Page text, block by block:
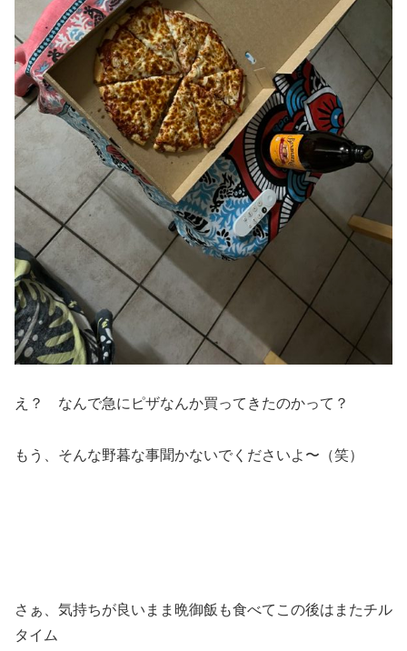
え？ なんで急にピザなんか買ってきたのかって？
もう、そんな野暮な事聞かないでくださいよ〜（笑）
さぁ、気持ちが良いまま晩御飯も食べてこの後はまたチル
タイム